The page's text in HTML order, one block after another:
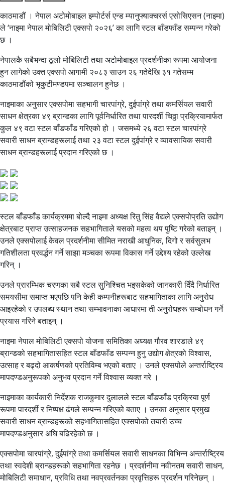
काठमाडौं । नेपाल अटोमोबाइल इम्पोर्टर्स एन्ड म्यानुफ्याक्चरर्स एसोसिएसन (नाइमा)
ले ‘नाइमा नेपाल मोबिलिटी एक्सपो २०२६’ का लागि स्टल बाँडफाँड सम्पन्न गरेको
छ ।
नेपालकै सबैभन्दा ठूलो मोबिलिटी तथा अटोमोबाइल प्रदर्शनीका रूपमा आयोजना
हुन लागेको उक्त एक्सपो आगामी २०८३ साउन २६ गतेदेखि ३१ गतेसम्म
काठमाडौंको भृकुटीमण्डपमा सञ्चालन हुनेछ ।
नाइमाका अनुसार एक्सपोमा सहभागी चारपांग्रे, दुईपांग्रे तथा कमर्सियल सवारी
साधन क्षेत्रका ४९ ब्रान्डका लागि पूर्वनिर्धारित तथा पारदर्शी चिठ्ठा प्रक्रियामार्फत
कुल ४९ वटा स्टल बाँडफाँड गरिएको हो । जसमध्ये २६ वटा स्टल चारपांग्रे
सवारी साधन ब्रान्डहरूलाई तथा २३ वटा स्टल दुईपांग्रे र व्यावसायिक सवारी
साधन ब्रान्डहरूलाई प्रदान गरिएको छ ।
स्टल बाँडफाँड कार्यक्रममा बोल्दै नाइमा अध्यक्ष रितु सिंह वैद्यले एक्सपोप्रति उद्योग
क्षेत्रबाट प्राप्त उत्साहजनक सहभागिताले यसको महत्व थप पुष्टि गरेको बताइन् ।
उनले एक्सपोलाई केवल प्रदर्शनीमा सीमित नराखी आधुनिक, दिगो र सर्वसुलभ
गतिशीलता प्रवर्द्धन गर्ने साझा मञ्चका रूपमा विकास गर्ने उद्देश्य रहेको उल्लेख
गरिन् ।
उनले प्रारम्भिक चरणका सबै स्टल सुनिश्चित भइसकेको जानकारी दिँदै निर्धारित
समयसीमा समाप्त भएपछि पनि केही कम्पनीहरूबाट सहभागिताका लागि अनुरोध
आइरहेको र उपलब्ध स्थान तथा सम्भावनाका आधारमा ती अनुरोधहरू सम्बोधन गर्ने
प्रयास गरिने बताइन् ।
नाइमा नेपाल मोबिलिटी एक्सपो योजना समितिका अध्यक्ष गौरव शारडाले ४९
ब्रान्डको सहभागितासहित स्टल बाँडफाँड सम्पन्न हुनु उद्योग क्षेत्रको विश्वास,
उत्साह र बढ्दो आकर्षणको प्रतिविम्ब भएको बताए । उनले एक्सपोले अन्तर्राष्ट्रिय
मापदण्डअनुरूपको अनुभव प्रदान गर्ने विश्वास व्यक्त गरे ।
नाइमाका कार्यकारी निर्देशक राजकुमार दुलालले स्टल बाँडफाँड प्रक्रिया पूर्ण
रूपमा पारदर्शी र निष्पक्ष ढंगले सम्पन्न गरिएको बताए । उनका अनुसार प्रमुख
सवारी साधन ब्रान्डहरूको सहभागितासहित एक्सपोको तयारी उच्च
मापदण्डअनुसार अघि बढिरहेको छ ।
एक्सपोमा चारपांग्रे, दुईपांग्रे तथा कमर्सियल सवारी साधनका विभिन्न अन्तर्राष्ट्रिय
तथा स्वदेशी ब्रान्डहरूको सहभागिता रहनेछ । प्रदर्शनीमा नवीनतम सवारी साधन,
मोबिलिटी समाधान, प्रविधि तथा नवप्रवर्तनका प्रवृत्तिहरू प्रदर्शन गरिनेछन् ।